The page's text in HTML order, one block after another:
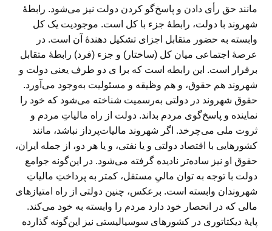
مانند حق رأی دادن و پاسخ‌گو کردن دولت نیز می‌شود. رابطهٔ
شهروند با دولت، رابطهٔ جزء با کل است. موجودیت یک کل
وابسته به حضور متقابل اجزای تشکیل دهندهٔ آن است. در
عرصهٔ اجتماعی میان کل (ساختار) و جزء (فرد) رابطهٔ متقابل
برقرار است. این رابطه است که برا ی دو طرف یعنی دولت و
شهروند هم حقوق، و هم وظیقه و مسئولیت به‌وجود می‌آورد.
حقوق شهروند در دولتی به‌رسمیت شناخته می‌شود که خود را
نماینده و پاسخ‌گوی مردم بداند. دولت از راه مالیاتِ مردم و
ثروت ملی می‌چرخد. اگر شهروند مالیات‌پرداز نباشد، مانند
کشورهایی با اقتصاد دولتی و یا نفتی، و یا هر دو، از جمله ایران،
حقوق او نیز ساده‌تر نادیده گرفته می‌شود. در این‌گونه جوامع
دولت با توجه به توان مالیِ مستقل، کمتر به پرداختِ مالیاتِ
شهروندان وابسته است. برعکس، چنین دولتی از راه امتیازهای
مالی که در انحصار خود دارد مردم را وابسته به خود می‌کند.
پایهٔ دیکتاتوری در کشورهای سوسیالیستی نیز این‌گونه گذارده